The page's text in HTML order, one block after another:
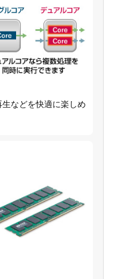
などを快適に楽しめ